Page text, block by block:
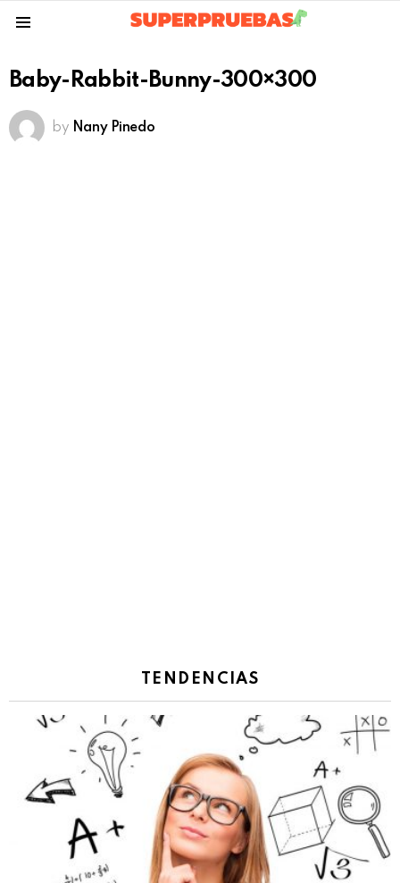
Baby-Rabbit-Bunny-300×300
by Nany Pinedo
TENDENCIAS